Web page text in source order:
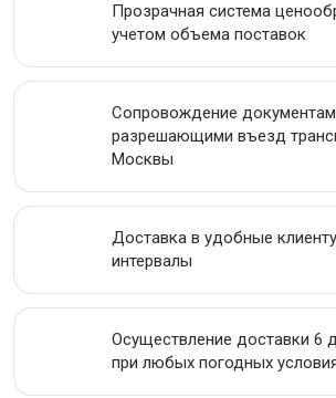
АКЦИИ
Прозрачная система
учетом объема поставок
Сопровождение
разрешающими въезд
Москвы
Доставка в удобные
интервалы
Осуществление доставки 6
при любых погодных